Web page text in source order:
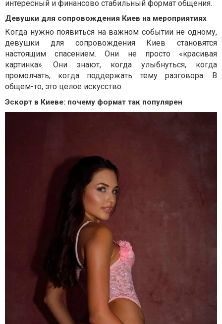
интересный и финансово стабильный формат общения.
Девушки для сопровождения Киев на мероприятиях
Когда нужно появиться на важном событии не одному,
девушки для сопровождения Киев становятся
настоящим спасением. Они не просто «красивая
картинка». Они знают, когда улыбнуться, когда
промолчать, когда поддержать тему разговора. В
общем-то, это целое искусство.
Эскорт в Киеве: почему формат так популярен